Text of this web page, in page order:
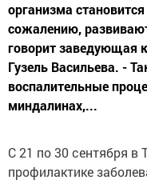
организма
сожалению,
говорит заведующая
Гузель Васильева. -
воспалительные
миндалинах,...
С 21 по 30 сентября в
профилактике